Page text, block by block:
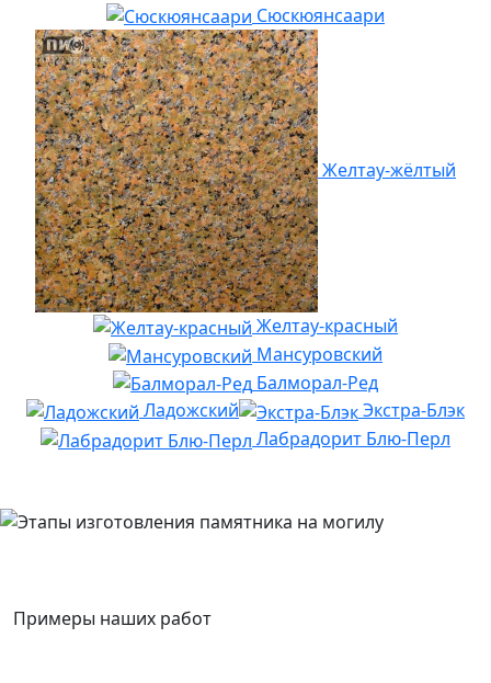
Сюскюянсаари
Желтау-жёлтый
Желтау-красный
Мансуровский
Балморал-Ред
Ладожский
Экстра-Блэк
Лабрадорит Блю-Перл
Примеры наших работ